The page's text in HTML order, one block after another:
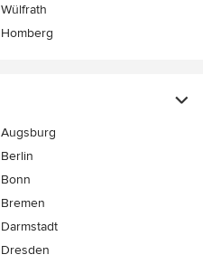
Wülfrath
Homberg
Augsburg
Berlin
Bonn
Bremen
Darmstadt
Dresden